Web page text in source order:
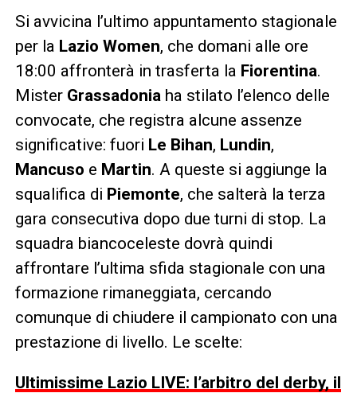
Si avvicina l’ultimo appuntamento stagionale
per la Lazio Women, che domani alle ore
18:00 affronterà in trasferta la Fiorentina.
MisterGrassadoniaha stilato l’elenco delle
convocate, che registra alcune assenze
significative: fuori Le Bihan, Lundin,
Mancuso e Martin. A queste si aggiunge la
squalifica di Piemonte, che salterà la terza
gara consecutiva dopo due turni di stop. La
squadra biancoceleste dovrà quindi
affrontare l’ultima sfida stagionale con una
formazione rimaneggiata, cercando
comunque di chiudere il campionato con una
prestazione di livello. Le scelte:
Ultimissime Lazio LIVE: l’arbitro del derby, il